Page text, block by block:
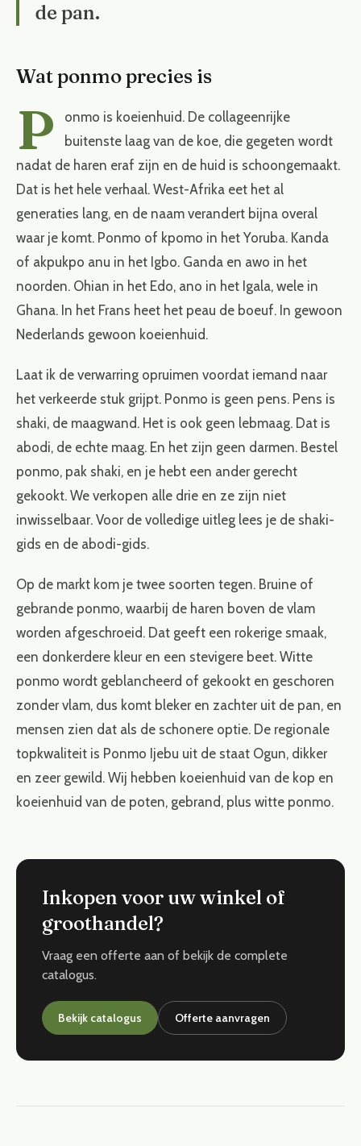
de pan.
Wat ponmo precies is
P
onmo is koeienhuid. De collageenrijke
buitenste laag van de koe, die gegeten wordt
nadat de haren eraf zijn en de huid is schoongemaakt.
Dat is het hele verhaal. West-Afrika eet het al
generaties lang, en de naam verandert bijna overal
waar je komt. Ponmo of kpomo in het Yoruba. Kanda
of akpukpo anu in het Igbo. Ganda en awo in het
noorden. Ohian in het Edo, ano in het Igala, wele in
Ghana. In het Frans heet het peau de boeuf. In gewoon
Nederlands gewoon koeienhuid.
Laat ik de verwarring opruimen voordat iemand naar
het verkeerde stuk grijpt. Ponmo is geen pens. Pens is
shaki, de maagwand. Het is ook geen lebmaag. Dat is
abodi, de echte maag. En het zijn geen darmen. Bestel
ponmo, pak shaki, en je hebt een ander gerecht
gekookt. We verkopen alle drie en ze zijn niet
inwisselbaar. Voor de volledige uitleg lees je de shaki-
gids en de abodi-gids.
Op de markt kom je twee soorten tegen. Bruine of
gebrande ponmo, waarbij de haren boven de vlam
worden afgeschroeid. Dat geeft een rokerige smaak,
een donkerdere kleur en een stevigere beet. Witte
ponmo wordt geblancheerd of gekookt en geschoren
zonder vlam, dus komt bleker en zachter uit de pan, en
mensen zien dat als de schonere optie. De regionale
topkwaliteit is Ponmo Ijebu uit de staat Ogun, dikker
en zeer gewild. Wij hebben koeienhuid van de kop en
koeienhuid van de poten, gebrand, plus witte ponmo.
Inkopen voor uw winkel of
groothandel?
Vraag een offerte aan of bekijk de complete
catalogus.
Bekijk catalogus Offerte aanvragen